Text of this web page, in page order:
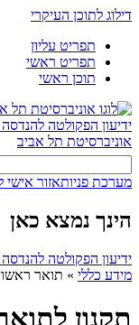
דילוג לתוכן העיקרי
תפריט עליון
תפריט ראשי
תוכן ראשי
ידיעון הפקולטה
אוניברסיטת תל אביב
מערכת פניותאזור אישי
הינך נמצא כאן
ידיעון הפקולטה
מידע כללי » תואר